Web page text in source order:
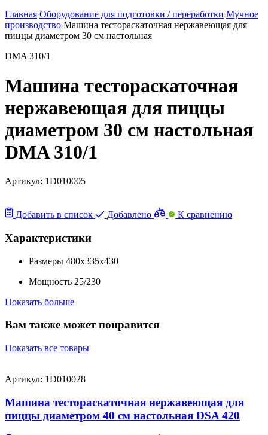
Главная Оборудование для подготовки / переработки Мучное
производство Машина тестораскаточная нержавеющая для
пиццы диаметром 30 см настольная
DMA 310/1
Машина тестораскаточная
нержавеющая для пиццы
диаметром 30 см настольная
DMA 310/1
Артикул: 1D010005
Добавить в список Добавлено К сравнению
Характеристики
Размеры 480x335x430
Мощность 25/230
Показать больше
Вам также может понравится
Показать все товары
Артикул: 1D010028
Машина тестораскаточная нержавеющая для
пиццы диаметром 40 см настольная DSA 420